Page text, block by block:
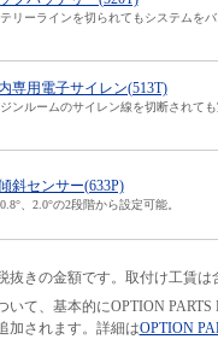
リーラインを切られてもシステムを
専用電子サイレン(513T)
ンルームのサイレン線を切断されて
斜センサー(633P)
、2.0°の2段階から設定可能。
抜きの金額です。取付け工賃は
いて、基本的にOPTION
加されます。詳細はOPTION